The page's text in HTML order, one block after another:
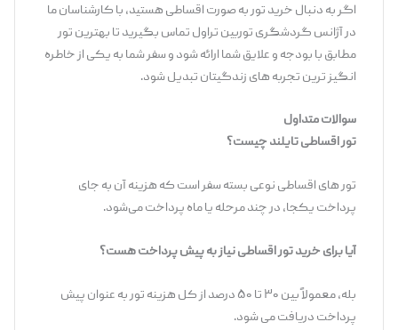
اگر به دنبال خرید تور به صورت اقساطی هستید، با کارشناسان ما
در آژانس گردشگری توربین تراول تماس بگیرید تا بهترین تور
مطابق با بودجه و علایق شما ارائه شود و سفر شما به یکی از خاطره
‌انگیز ترین تجربه‌ های زندگیتان تبدیل شود.
سوالات متداول
تور اقساطی تایلند چیست؟
تور های اقساطی نوعی بسته سفر است که هزینه آن به جای
پرداخت یکجا، در چند مرحله یا ماه پرداخت می‌شود.
آیا برای خرید تور اقساطی نیاز به پیش ‌پرداخت هست؟
بله، معمولاً بین ۳۰ تا ۵۰ درصد از کل هزینه تور به عنوان پیش‌
پرداخت دریافت می ‌شود.